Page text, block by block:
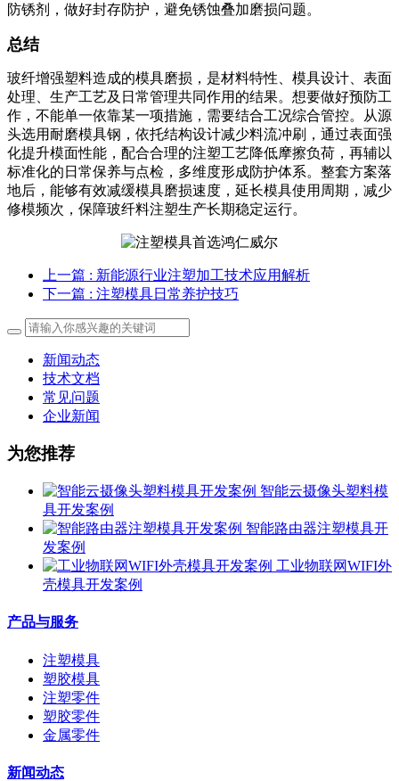
防锈剂，做好封存防护，避免锈蚀叠加磨损问题。
总结
玻纤增强塑料造成的模具磨损，是材料特性、模具设计、表面
处理、生产工艺及日常管理共同作用的结果。想要做好预防工
作，不能单一依靠某一项措施，需要结合工况综合管控。从源
头选用耐磨模具钢，依托结构设计减少料流冲刷，通过表面强
化提升模面性能，配合合理的注塑工艺降低摩擦负荷，再辅以
标准化的日常保养与点检，多维度形成防护体系。整套方案落
地后，能够有效减缓模具磨损速度，延长模具使用周期，减少
修模频次，保障玻纤料注塑生产长期稳定运行。
上一篇 : 新能源行业注塑加工技术应用解析
下一篇 : 注塑模具日常养护技巧
新闻动态
技术文档
常见问题
企业新闻
为您推荐
智能云摄像头塑料模
具开发案例
智能路由器注塑模具开
发案例
工业物联网WIFI外
壳模具开发案例
产品与服务
注塑模具
塑胶模具
注塑零件
塑胶零件
金属零件
新闻动态